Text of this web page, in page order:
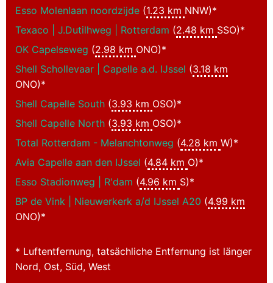
Esso Molenlaan noordzijde (1.23 km NNW)*
Texaco | J.Dutilhweg | Rotterdam (2.48 km SSO)*
OK Capelseweg (2.98 km ONO)*
Shell Schollevaar | Capelle a.d. IJssel (3.18 km
ONO)*
Shell Capelle South (3.93 km OSO)*
Shell Capelle North (3.93 km OSO)*
Total Rotterdam - Melanchtonweg (4.28 km W)*
Avia Capelle aan den IJssel (4.84 km O)*
Esso Stadionweg | R'dam (4.96 km S)*
BP de Vink | Nieuwerkerk a/d IJssel A20 (4.99 km
ONO)*
* Luftentfernung, tatsächliche Entfernung ist länger
Nord, Ost, Süd, West